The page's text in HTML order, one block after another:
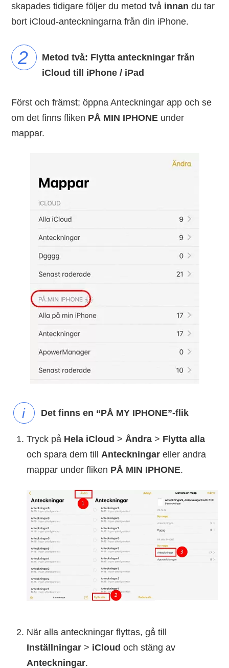
skapades tidigare följer du metod två innan du tar
bort iCloud-anteckningarna från din iPhone.
Metod två: Flytta anteckningar från
iCloud till iPhone / iPad
Först och främst; öppna Anteckningar app och se
om det finns fliken PÅ MIN IPHONE under
mappar.
Det finns en “PÅ MY IPHONE”-flik
Tryck på Hela iCloud >Åndra > Flytta alla
och spara dem tillAnteckningar eller andra
mappar under fliken PÅ MIN IPHONE.
När alla anteckningar flyttas, gå till
Inställningar > iCloud och stäng av
Anteckningar.